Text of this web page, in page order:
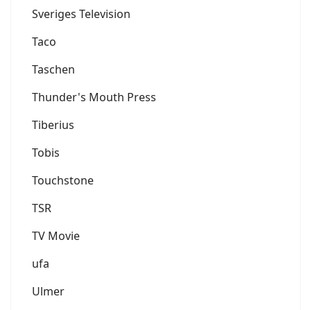
Sveriges Television
Taco
Taschen
Thunder's Mouth Press
Tiberius
Tobis
Touchstone
TSR
TV Movie
ufa
Ulmer